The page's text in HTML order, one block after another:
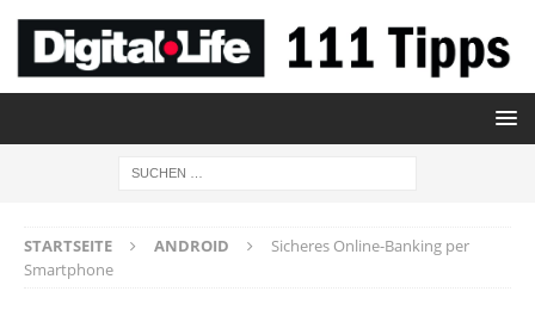
STARTSEITE ANDROID
Sicheres Online-Banking per
Smartphone